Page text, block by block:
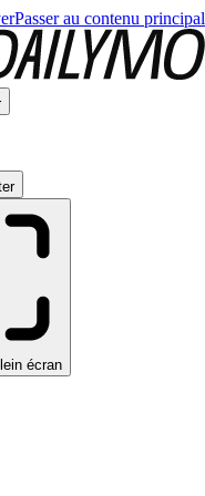
Passer au contenu principal
écran